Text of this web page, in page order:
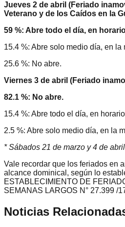
Jueves 2 de abril (Feriado
Veterano y de los Caídos en la
59 %: Abre todo el día, en
15.4 %: Abre solo medio día, en la
25.6 %: No abre.
Viernes 3 de abril (Feriado
82.1 %: No abre.
15.4 %: Abre todo el día, en
2.5 %: Abre solo medio día, en la
* Sábados 21 de marzo y 4 de
Vale recordar que los feriados en
alcance dominical, según lo
ESTABLECIMIENTO DE
SEMANAS LARGOS N° 27.399 /
Noticias